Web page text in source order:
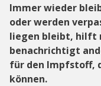
Immer wieder
oder werden
liegen bleibt, hilft
benachrichtigt
für den Impfstoff,
können.